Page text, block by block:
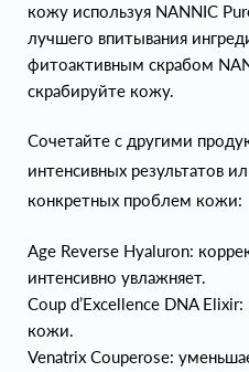
кожу используя NANNIC
лучшего впитывания
фитоактивным скрабом
скрабируйте кожу.
Сочетайте с другими
интенсивных результатов
конкретных проблем кожи:
Age Reverse Hyaluron:
интенсивно увлажняет.
Coup d’Excellence DNA
кожи.
Venatrix Couperose: